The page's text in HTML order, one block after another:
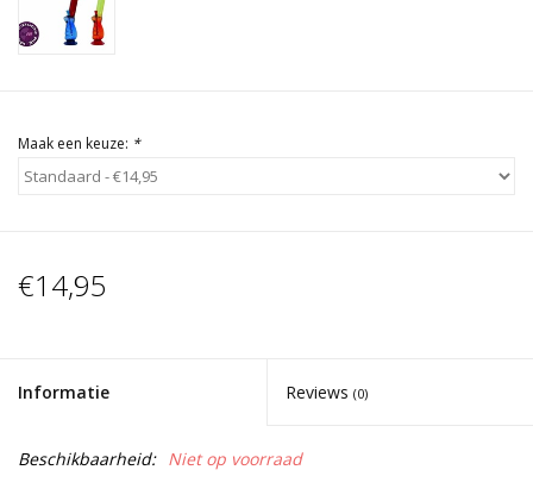
Maak een keuze: *
€14,95
Informatie Reviews (0)
Beschikbaarheid: Niet op voorraad